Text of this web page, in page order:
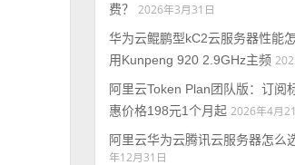
费？
2026年3月31日
华为云鲲鹏型kC2云服务器性能
用Kunpeng 920 2.9GHz主频
阿里云Token Plan团队版：订阅
惠价格198元1个月起 2026年4月
阿里云华为云腾讯云服务器怎么
年12月31日